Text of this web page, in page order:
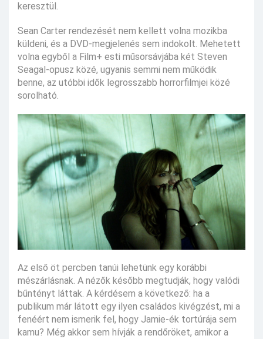
keresztül.
Sean Carter rendezését nem kellett volna mozikba
küldeni, és a DVD-megjelenés sem indokolt. Mehetett
volna egyből a Film+ esti műsorsávjába két Steven
Seagal-opusz közé, ugyanis semmi nem működik
benne, az utóbbi idők legrosszabb horrorfilmjei közé
sorolható.
Az első öt percben tanúi lehetünk egy korábbi
mészárlásnak. A nézők később megtudják, hogy valódi
bűntényt láttak. A kérdésem a következő: ha a
publikum már látott egy ilyen családos kivégzést, mi a
fenéért nem ismerik fel, hogy Jamie-ék tortúrája sem
kamu? Még akkor sem hívják a rendőröket, amikor a